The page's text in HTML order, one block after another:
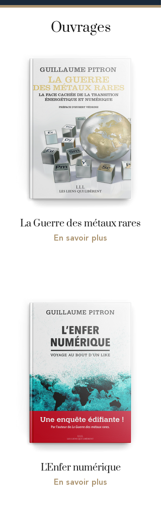
Ouvrages
La Guerre des métaux rares
En savoir plus
L'Enfer numérique
En savoir plus